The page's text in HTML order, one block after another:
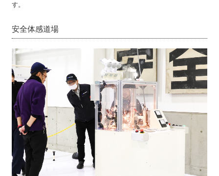
す。
安全体感道場